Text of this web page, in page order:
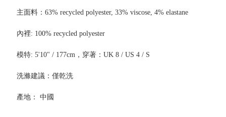
主面料：63% recycled polyester, 33% viscose, 4% elastane
內裡: 100% recycled polyester
模特: 5'10" / 177cm，穿著：UK 8 / US 4 / S
洗滌建議：僅乾洗
產地： 中國